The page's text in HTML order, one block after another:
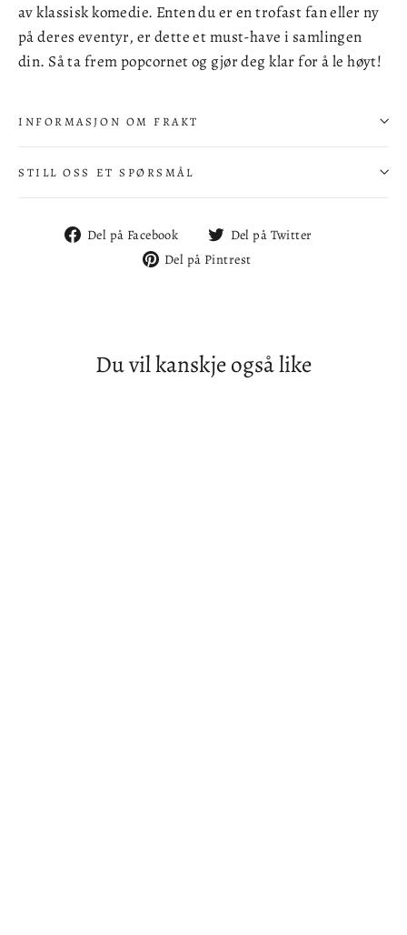
av klassisk komedie. Enten du er en trofast fan eller ny
på deres eventyr, er dette et must-have i samlingen
din. Så ta frem popcornet og gjør deg klar for å le høyt!
INFORMASJON OM FRAKT
STILL OSS ET SPØRSMÅL
Del på Facebook
Del
på
Del på Twitter
Del på Pintrest
Du vil kanskje også like